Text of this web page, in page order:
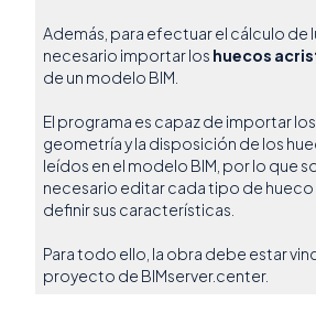
Además, para efectuar el cálculo de
necesario importar los huecos
de un modelo BIM.
El programa es capaz de importar
geometría y la disposición de los
leídos en el modelo BIM, por lo que
necesario editar cada tipo de
definir sus características.
Para todo ello, la obra debe estar
proyecto de BIMserver.center.